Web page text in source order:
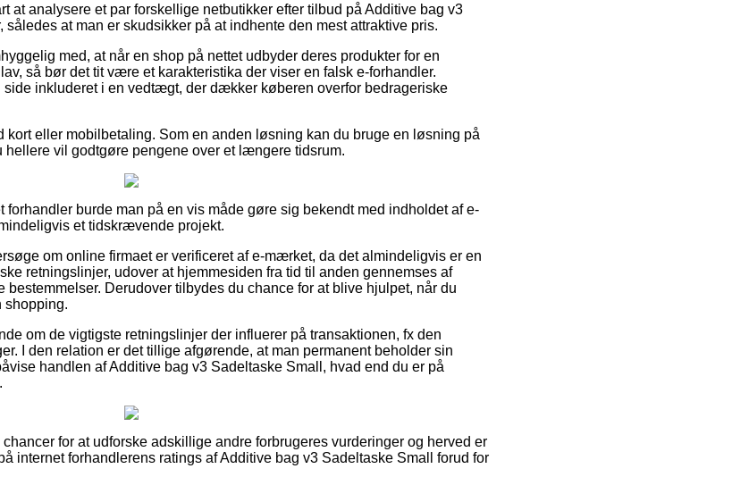
at analysere et par forskellige netbutikker efter tilbud på Additive bag v3
at man er skudsikker på at indhente den mest attraktive pris.
med, at når en shop på nettet udbyder deres produkter for en
så bør det tit være et karakteristika der viser en falsk e-forhandler.
side inkluderet i en vedtægt, der dækker køberen overfor bedrageriske
kort eller mobilbetaling. Som en anden løsning kan du bruge en løsning på
vil godtgøre pengene over et længere tidsrum.
forhandler burde man på en vis måde gøre sig bekendt med indholdet af e-
et tidskrævende projekt.
om online firmaet er verificeret af e-mærket, da det almindeligvis er en
retningslinjer, udover at hjemmesiden fra tid til anden gennemses af
Derudover tilbydes du chance for at blive hjulpet, når du
shopping.
om de vigtigste retningslinjer der influerer på transaktionen, fx den
I den relation er det tillige afgørende, at man permanent beholder sin
handlen af Additive bag v3 Sadeltaske Small, hvad end du er på
for at udforske adskillige andre forbrugeres vurderinger og herved er
internet forhandlerens ratings af Additive bag v3 Sadeltaske Small forud for